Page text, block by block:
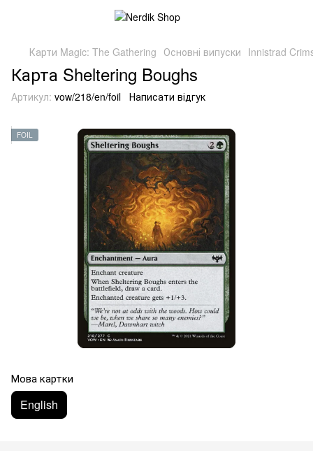
Карти Magic: The Gathering Основні випуски Innistrad
Карта Sheltering Boughs
Артикул: vow/218/en/foil Написати відгук
FOIL
Мова картки
English